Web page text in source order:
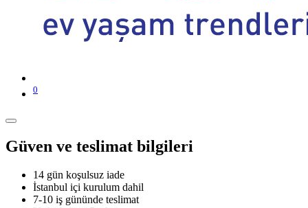
0
Güven ve teslimat bilgileri
14 gün koşulsuz iade
İstanbul içi kurulum dahil
7-10 iş gününde teslimat